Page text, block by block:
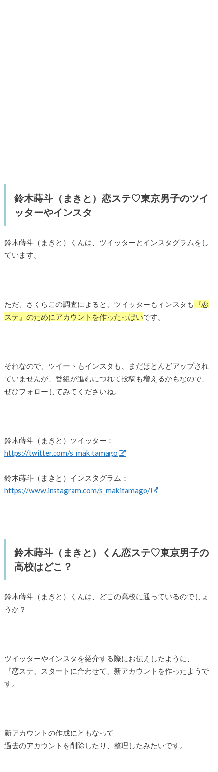
鈴木蒔斗（まきと）恋ステ♡東京男子のツイ
ッターやインスタ
鈴木蒔斗（まきと）くんは、ツイッターとインスタグラムをし
ています。
ただ、さくらこの調査によると、ツイッターもインスタも
『恋
ステ』のためにアカウントを作ったっぽいです。
それなので、ツイートもインスタも、まだほとんどアップされ
ていませんが、番組が進むにつれて投稿も増えるかもなので、
ぜひフォローしてみてくださいね。
鈴木蒔斗（まきと）ツイッター：
https://twitter.com/s_makitamago
鈴木蒔斗（まきと）インスタグラム：
https://www.instagram.com/s_makitamago/
鈴木蒔斗（まきと）くん恋ステ♡東京男子の
高校はどこ？
鈴木蒔斗（まきと）くんは、どこの高校に通っているのでしょ
うか？
ツイッターやインスタを紹介する際にお伝えしたように、
『恋ステ』スタートに合わせて、新アカウントを作ったようで
す。
新アカウントの作成にともなって
過去のアカウントを削除したり、整理したみたいです。